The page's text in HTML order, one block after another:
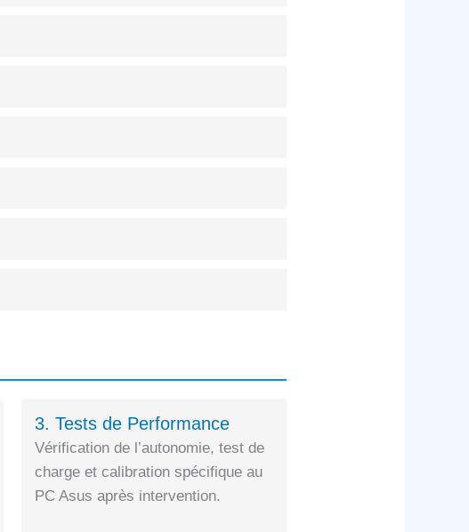
3. Tests de Performance
Vérification de l’autonomie, test de
charge et calibration spécifique au
PC Asus après intervention.